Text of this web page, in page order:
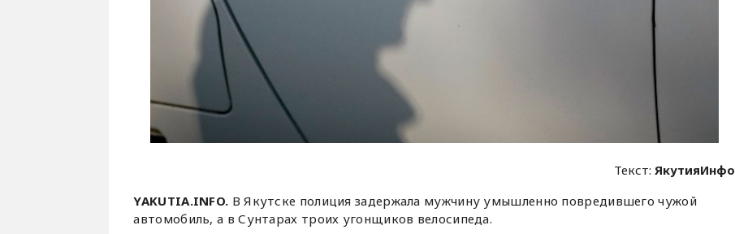
Текст:ЯкутияИнфо
YAKUTIA.INFO. В Якутске полиция задержала мужчину умышленно повредившего чужой
автомобиль, а в Сунтарах троих угонщиков велосипеда.